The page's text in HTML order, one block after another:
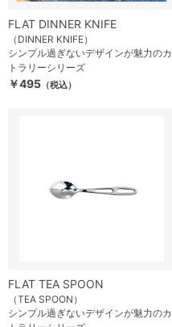
FLAT DINNER KNIFE
（DINNER KNIFE）
シンプル過ぎないデザインが魅力のカ
トラリーシリーズ
￥495 （税込）
FLAT TEA SPOON
（TEA SPOON）
シンプル過ぎないデザインが魅力のカ